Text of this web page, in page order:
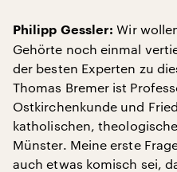
Philipp Gessler: Wir
Gehörte noch einmal
der besten Experten zu
Thomas Bremer ist
Ostkirchenkunde und
katholischen,
Münster. Meine erste
auch etwas komisch sei,